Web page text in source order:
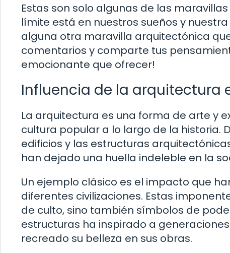
Estas son solo algunas de las
límite está en nuestros sueños y
alguna otra maravilla arquitectónica
comentarios y comparte tus
emocionante que ofrecer!
Influencia de la arquitectura
La arquitectura es una forma de arte y
cultura popular a lo largo de la historia.
edificios y las estructuras
han dejado una huella indeleble en la
Un ejemplo clásico es el impacto que
diferentes civilizaciones. Estas
de culto, sino también símbolos de
estructuras ha inspirado a
recreado su belleza en sus obras.